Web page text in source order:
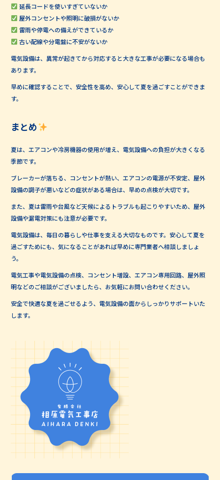
延長コードを使いすぎていないか
屋外コンセントや照明に破損がないか
雷雨や停電への備えができているか
古い配線や分電盤に不安がないか
電気設備は、異常が起きてから対応すると大きな工事が必要になる場合も
あります。
早めに確認することで、安全性を高め、安心して夏を過ごすことができま
す。
まとめ
夏は、エアコンや冷房機器の使用が増え、電気設備への負担が大きくなる
季節です。
ブレーカーが落ちる、コンセントが熱い、エアコンの電源が不安定、屋外
設備の調子が悪いなどの症状がある場合は、早めの点検が大切です。
また、夏は雷雨や台風など天候によるトラブルも起こりやすいため、屋外
設備や漏電対策にも注意が必要です。
電気設備は、毎日の暮らしや仕事を支える大切なものです。安心して夏を
過ごすためにも、気になることがあれば早めに専門業者へ相談しましょ
う。
電気工事や電気設備の点検、コンセント増設、エアコン専用回路、屋外照
明などのご相談がございましたら、お気軽にお問い合わせください。
安全で快適な夏を過ごせるよう、電気設備の面からしっかりサポートいた
します。